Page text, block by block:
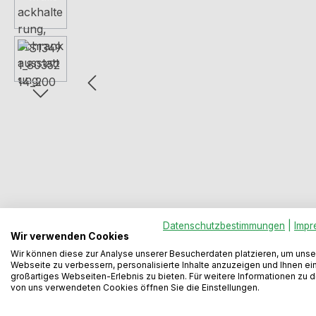
Beschreibung Bewertungen
Datenschutzbestimmungen
Wir verwenden Cookies
Wir können diese zur Analyse unserer Besucherdaten platzieren, um
Webseite zu verbessern, personalisierte Inhalte anzuzeigen und Ihnen ein
großartiges Webseiten-Erlebnis zu bieten. Für weitere Informationen zu
von uns verwendeten Cookies öffnen Sie die Einstellungen.